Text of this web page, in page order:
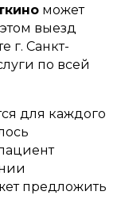
может
выезд
г. Санкт-
по всей
для каждого
предложить